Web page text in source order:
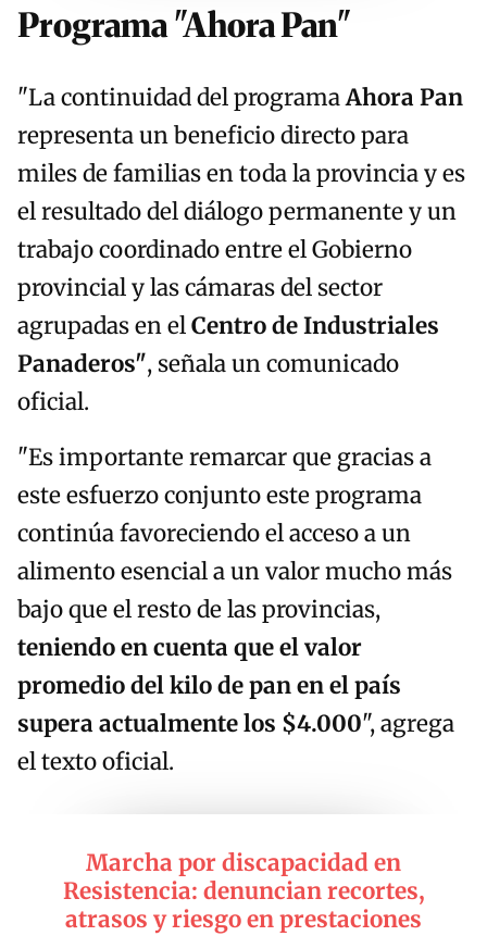
Programa "Ahora Pan"
"La continuidad del programaAhora Pan
representa un beneficio directo para
miles de familias en toda la provincia y es
el resultado del diálogo permanente y un
trabajo coordinado entre el Gobierno
provincial y las cámaras del sector
agrupadas en elCentro de Industriales
Panaderos", señala un comunicado
oficial.
"Es importante remarcar que gracias a
este esfuerzo conjunto este programa
continúa favoreciendo el acceso a un
alimento esencial a un valor mucho más
bajo que el resto de las provincias,
teniendo en cuenta que el valor
promedio del kilo de pan en el país
supera actualmente los $4.000", agrega
el texto oficial.
Marcha por discapacidad en
Resistencia: denuncian recortes,
atrasos y riesgo en prestaciones